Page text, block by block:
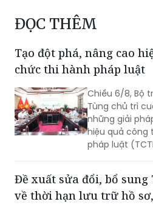
ĐỌC THÊM
Tạo đột phá, nâng cao
chức thi hành pháp luật
Chiều 6/8, Bộ
Tùng chủ trì
những giải
hiệu quả công
pháp luật
Nguyễn Thanh
Đề xuất sửa đổi, bổ
về thời hạn lưu trữ hồ